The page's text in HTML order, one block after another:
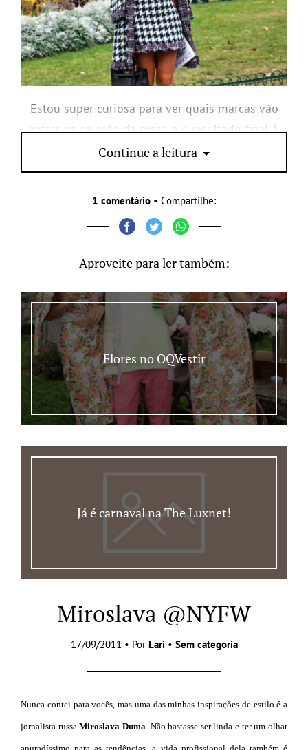
Estou super curiosa para ver quais marcas vão
entrar na seleção da russa e o resultado final. E
vocês, ansiosas?
Continue a leitura
1 comentário • Compartilhe:
Aproveite para ler também:
Flores no OQVestir
Já é carnaval na The Luxnet!
Miroslava @NYFW
17/09/2011 • Por Lari • Sem categoria
Nunca contei para vocês, mas uma das minhas inspirações de estilo é a
jornalista russaMiroslava Duma . Não bastasse ser linda e ter um olhar